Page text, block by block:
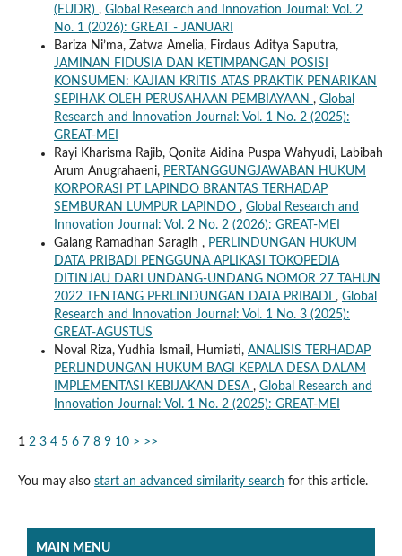
(EUDR) , Global Research and Innovation Journal: Vol. 2
No. 1 (2026): GREAT - JANUARI
Bariza Ni’ma, Zatwa Amelia, Firdaus Aditya Saputra,
JAMINAN FIDUSIA DAN KETIMPANGAN POSISI
KONSUMEN: KAJIAN KRITIS ATAS PRAKTIK PENARIKAN
SEPIHAK OLEH PERUSAHAAN PEMBIAYAAN , Global
Research and Innovation Journal: Vol. 1 No. 2 (2025):
GREAT-MEI
Rayi Kharisma Rajib, Qonita Aidina Puspa Wahyudi, Labibah
Arum Anugrahaeni, PERTANGGUNGJAWABAN HUKUM
KORPORASI PT LAPINDO BRANTAS TERHADAP
SEMBURAN LUMPUR LAPINDO , Global Research and
Innovation Journal: Vol. 2 No. 2 (2026): GREAT-MEI
Galang Ramadhan Saragih , PERLINDUNGAN HUKUM
DATA PRIBADI PENGGUNA APLIKASI TOKOPEDIA
DITINJAU DARI UNDANG-UNDANG NOMOR 27 TAHUN
2022 TENTANG PERLINDUNGAN DATA PRIBADI , Global
Research and Innovation Journal: Vol. 1 No. 3 (2025):
GREAT-AGUSTUS
Noval Riza, Yudhia Ismail, Humiati, ANALISIS TERHADAP
PERLINDUNGAN HUKUM BAGI KEPALA DESA DALAM
IMPLEMENTASI KEBIJAKAN DESA , Global Research and
Innovation Journal: Vol. 1 No. 2 (2025): GREAT-MEI
1 2 3 4 5 6 7 8 9 10 > >>
You may also start an advanced similarity search for this article.
MAIN MENU